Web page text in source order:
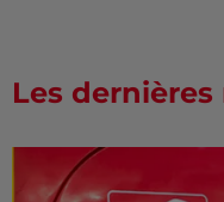
Les dernières